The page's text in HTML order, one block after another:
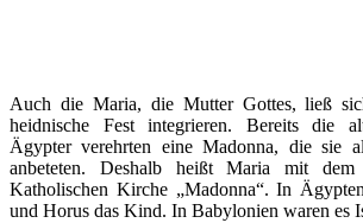
Auch die Maria, die Mutter Gottes, ließ
heidnische Fest integrieren. Bereits die
Ägypter verehrten eine Madonna, die sie
anbeteten. Deshalb heißt Maria mit dem
Katholischen Kirche „Madonna“. In
und Horus das Kind. In Babylonien waren es